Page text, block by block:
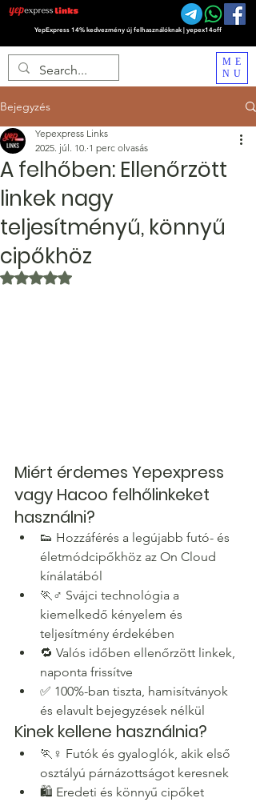
YepExpress 14% kedvezmény új felhasználóknak | yepex14off
ME
NU
Bejegyzés
A felhőben: Ellenőrzött
linkek nagy
teljesítményű, könnyű
cipőkhöz
Yepexpress Links
2025. júl. 10. 1 perc olvasás
NaN csillagot kapott az 5-ből.
Miért érdemes Yepexpress
vagy Hacoo felhőlinkeket
használni?
👟 Hozzáférés a legújabb futó- és
életmódcipőkhöz az On Cloud
kínálatából
🏃♂️ Svájci technológia a
kiemelkedő kényelem és
teljesítmény érdekében
🔁 Valós időben ellenőrzött linkek,
naponta frissítve
✅ 100%-ban tiszta, hamisítványok
és elavult bejegyzések nélkül
Kinek kellene használnia?
🏃♀️ Futók és gyaloglók, akik első
osztályú párnázottságot keresnek
🛍️ Eredeti és könnyű cipőket